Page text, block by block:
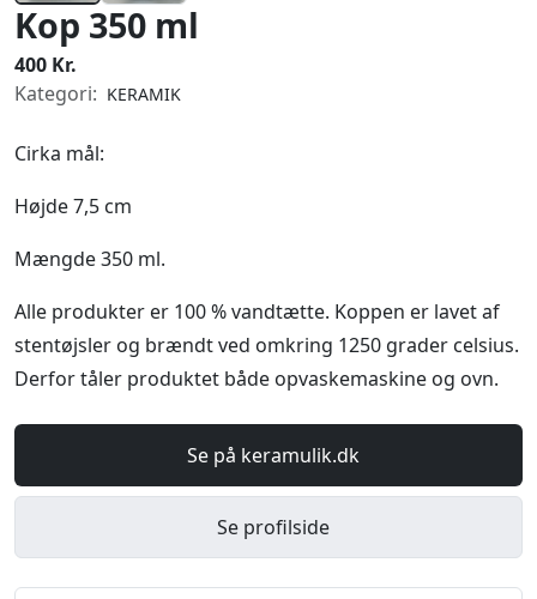
Kop 350 ml
400 Kr.
Kategori: KERAMIK
Cirka mål:
Højde 7,5 cm
Mængde 350 ml.
Alle produkter er 100 % vandtætte. Koppen er lavet af
stentøjsler og brændt ved omkring 1250 grader celsius.
Derfor tåler produktet både opvaskemaskine og ovn.
Se på keramulik.dk
Se profilside